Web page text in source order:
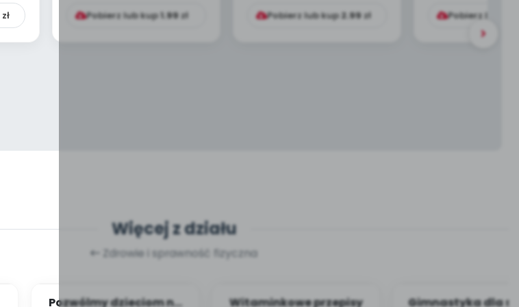
zł Pobierz lub kup1.99 zł Pobierz lub kup2.99 zł Pobierz lub
Więcej z działu
Zdrowie i sprawność fizyczna
Pozwólmy dzieciom na
Witaminkowe przepisy
Gimnastyka dla